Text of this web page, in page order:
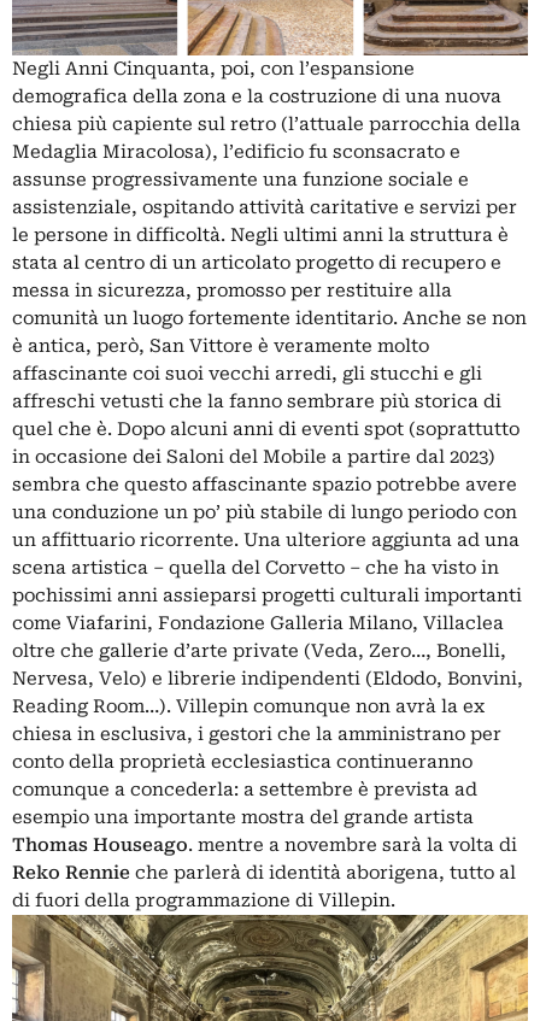
Negli Anni Cinquanta, poi, con l’espansione
demografica della zona e la costruzione di una nuova
chiesa più capiente sul retro (l’attuale parrocchia della
Medaglia Miracolosa), l’edificio fu sconsacrato e
assunse progressivamente una funzione sociale e
assistenziale, ospitando attività caritative e servizi per
le persone in difficoltà. Negli ultimi anni la struttura è
stata al centro di un articolato progetto di recupero e
messa in sicurezza, promosso per restituire alla
comunità un luogo fortemente identitario. Anche se non
è antica, però, San Vittore è veramente molto
affascinante coi suoi vecchi arredi, gli stucchi e gli
affreschi vetusti che la fanno sembrare più storica di
quel che è. Dopo alcuni anni di eventi spot (soprattutto
in occasione dei Saloni del Mobile a partire dal 2023)
sembra che questo affascinante spazio potrebbe avere
una conduzione un po’ più stabile di lungo periodo con
un affittuario ricorrente. Una ulteriore aggiunta ad una
scena artistica – quella del Corvetto – che ha visto in
pochissimi anni assieparsi progetti culturali importanti
come Viafarini, Fondazione Galleria Milano, Villaclea
oltre che gallerie d’arte private (Veda, Zero…, Bonelli,
Nervesa, Velo) e librerie indipendenti (Eldodo, Bonvini,
Reading Room…). Villepin comunque non avrà la ex
chiesa in esclusiva, i gestori che la amministrano per
conto della proprietà ecclesiastica continueranno
comunque a concederla: a settembre è prevista ad
esempio una importante mostra del grande artista
Thomas Houseago. mentre a novembre sarà la volta di
Reko Rennie che parlerà di identità aborigena, tutto al
di fuori della programmazione di Villepin.